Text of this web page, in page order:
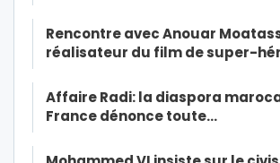
Rencontre avec Anouar
réalisateur du film de super-
Affaire Radi: la diaspora
France dénonce toute…